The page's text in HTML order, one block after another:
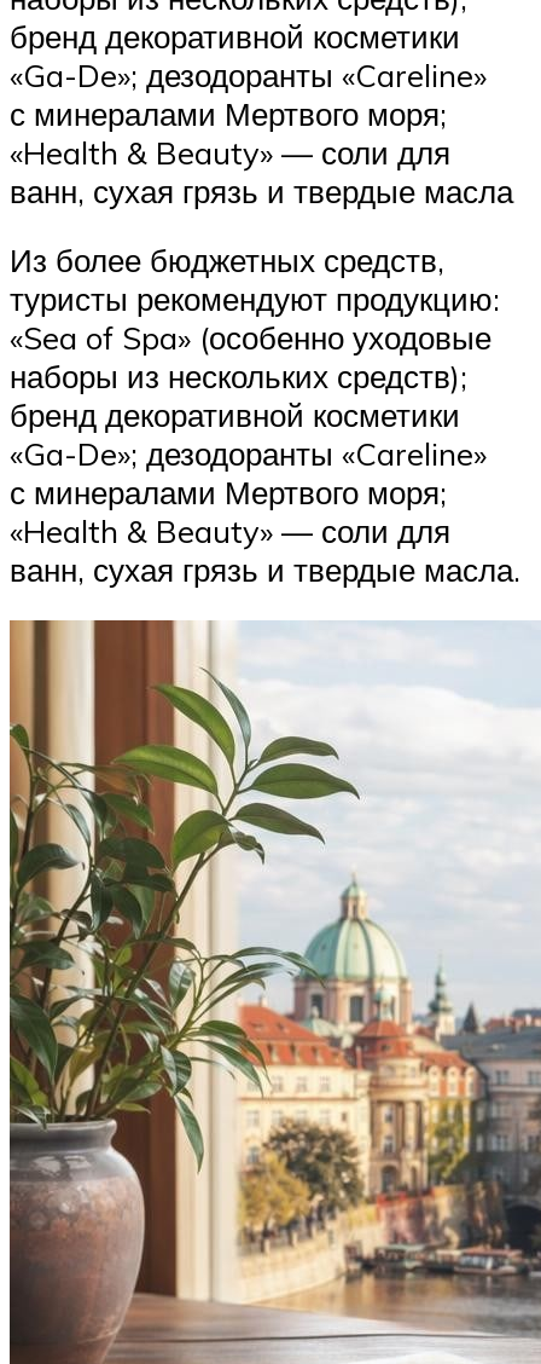
бренд декоративной косметики
«Ga-De»; дезодоранты «Careline»
с минералами Мертвого моря;
«Health & Beauty» — соли для
ванн, сухая грязь и твердые масла
Из более бюджетных средств,
туристы рекомендуют продукцию:
«Sea of Spa» (особенно уходовые
наборы из нескольких средств);
бренд декоративной косметики
«Ga-De»; дезодоранты «Careline»
с минералами Мертвого моря;
«Health & Beauty» — соли для
ванн, сухая грязь и твердые масла.